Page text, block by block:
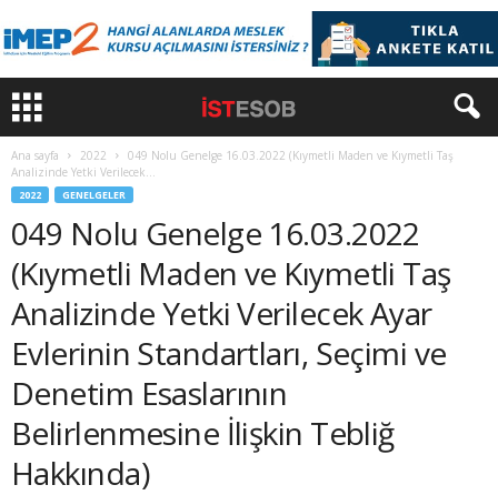
Ana sayfa 2022
049 Nolu Genelge 16.03.2022 (Kıymetli Maden ve Kıymetli Taş
Analizinde Yetki Verilecek...
2022 GENELGELER
049 Nolu Genelge 16.03.2022
(Kıymetli Maden ve Kıymetli Taş
Analizinde Yetki Verilecek Ayar
Evlerinin Standartları, Seçimi ve
Denetim Esaslarının
Belirlenmesine İlişkin Tebliğ
Hakkında)